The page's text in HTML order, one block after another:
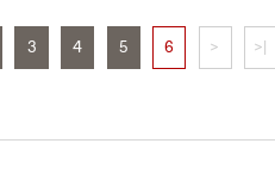
3 4 5 6 > >|